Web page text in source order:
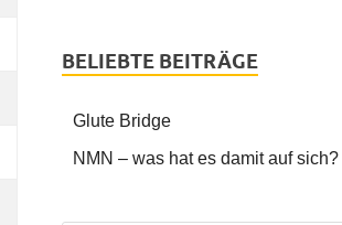
BELIEBTE BEITRÄGE
Glute Bridge
NMN – was hat es damit auf sich?